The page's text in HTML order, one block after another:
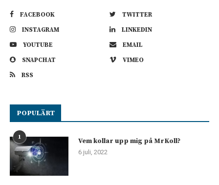
FACEBOOK
TWITTER
INSTAGRAM
LINKEDIN
YOUTUBE
EMAIL
SNAPCHAT
VIMEO
RSS
POPULÄRT
1 Vem kollar upp mig på MrKoll?
6 juli, 2022